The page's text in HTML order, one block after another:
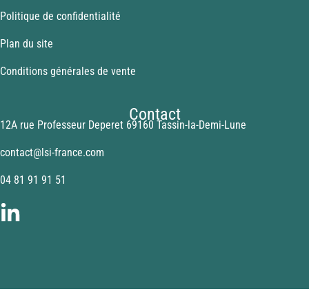
Politique de confidentialité
Plan du site
Conditions générales de vente
Contact
12A rue Professeur Deperet 69160 Tassin-la-Demi-Lune
contact@lsi-france.com
04 81 91 91 51